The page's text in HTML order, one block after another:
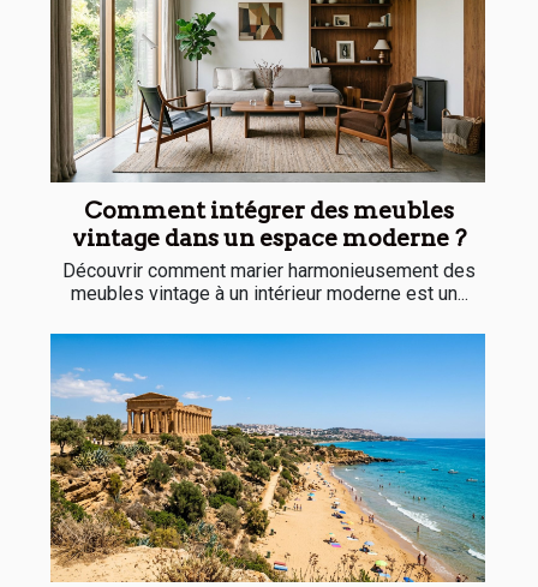
Comment intégrer des meubles
vintage dans un espace moderne ?
Découvrir comment marier harmonieusement des
meubles vintage à un intérieur moderne est un...